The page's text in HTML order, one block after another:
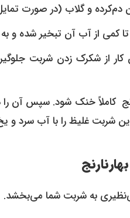
و گلاب (در صورت
کمی از آب آن تبخیر شده و
کاملاً خنک شود. سپس آن
شربت غلیظ را با آب سرد
به شربت شما می‌بخشد.